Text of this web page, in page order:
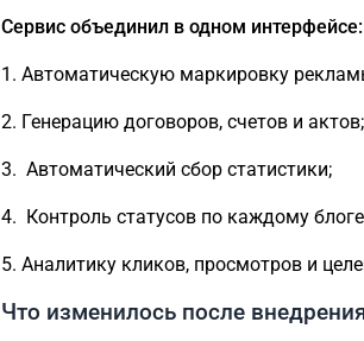
Сервис объединил в одном интерфейсе:
1. Автоматическую маркировку
2. Генерацию договоров, счетов и актов;
3. Автоматический сбор статистики;
4. Контроль статусов по каждому
5. Аналитику кликов, просмотров и
Что изменилось после